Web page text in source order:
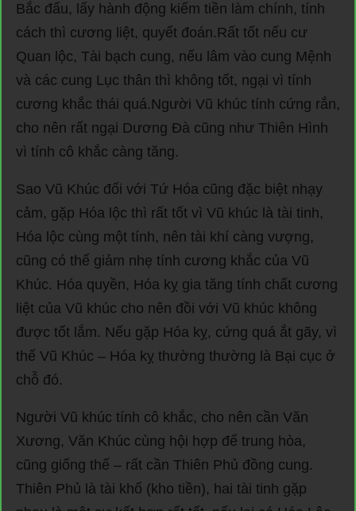
Bắc đẩu, lấy hành động kiếm tiền làm chính, tính
cách thì cương liệt, quyết đoán.Rất tốt nếu cư
Quan lộc, Tài bạch cung, nếu lâm vào cung Mệnh
và các cung Lục thân thì không tốt, ngại vì tính
cương khắc thái quá.Người Vũ khúc tính cứng rắn,
cho nên rất ngại Dương Đà cũng như Thiên Hình
vì tính cô khắc càng tăng.
Sao Vũ Khúc đối với Tứ Hóa cũng đặc biệt nhạy
cảm, gặp Hóa lộc thì rất tốt vì Vũ khúc là tài tinh,
Hóa lộc cùng một tính, nên tài khí càng vượng,
cũng có thể giảm nhẹ tính cương khắc của Vũ
Khúc. Hóa quyền, Hóa kỵ gia tăng tính chất cương
liệt của Vũ khúc cho nên đồi với Vũ khúc không
được tốt lắm. Nếu gặp Hóa kỵ, cứng quá ắt gãy, vì
thế Vũ Khúc – Hóa kỵ thường thường là Bại cục ở
chỗ đó.
Người Vũ khúc tính cô khắc, cho nên cần Văn
Xương, Văn Khúc cùng hội hợp để trung hòa,
cũng giống thế – rất cần Thiên Phủ đồng cung.
Thiên Phủ là tài khố (kho tiền), hai tài tinh gặp